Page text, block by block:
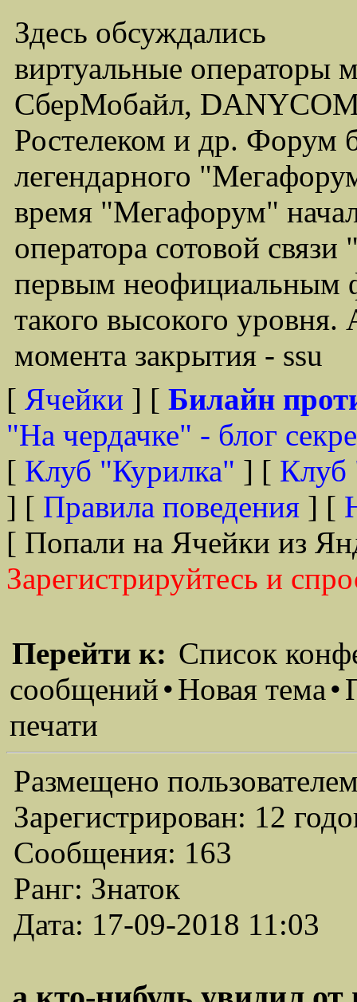
Здесь обсуждались
виртуальные операторы
СберМобайл,
Ростелеком и др. Форум
легендарного
время "Мегафорум"
оператора сотовой
первым неофициальным
такого высокого
момента закрытия - ssu
[ Ячейки ] [ Билайн
"На чердачке" - блог
[ Клуб "Курилка" ] [ Клуб
] [ Правила поведения ] [
[ Попали на Ячейки из
Зарегистрируйтесь и
Перейти к: Список
сообщений•Новая тема•
печати
Размещено
Зарегистрирован: 12
Сообщения: 163
Ранг: Знаток
Дата: 17-09-2018 11:03